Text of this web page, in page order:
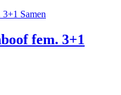
fem. 3+1